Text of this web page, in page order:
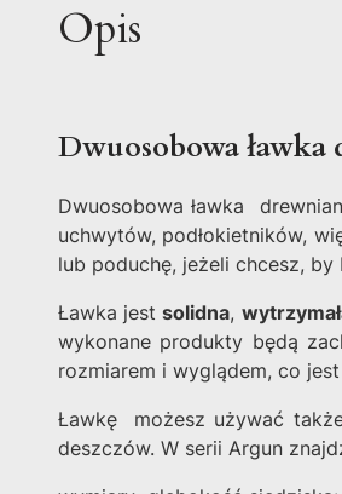
Opis
Dwuosobowa
Dwuosobowa ławka
uchwytów, podłokietników,
lub poduchę, jeżeli chcesz, by
Ławka jestsolidna,
wykonane produkty będą
rozmiarem i wyglądem, co
Ławkę możesz używać
deszczów. W serii Argun